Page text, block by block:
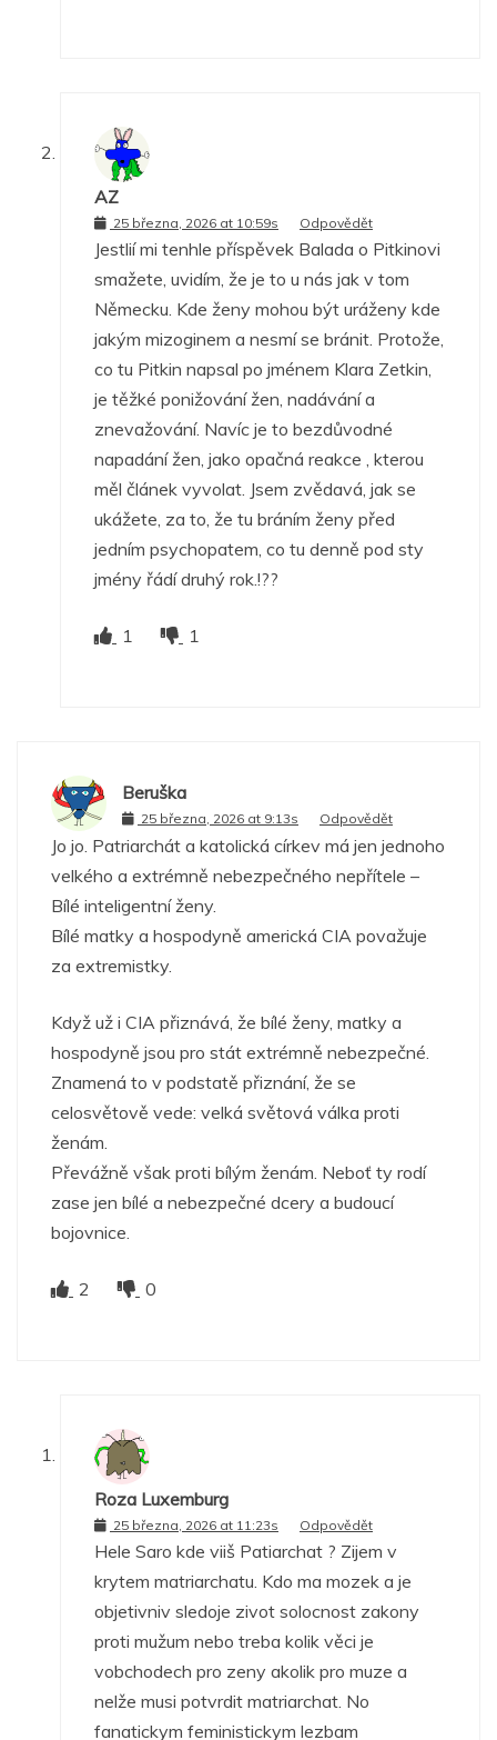
AZ
25 března, 2026 at 10:59s Odpovědět
Jestlií mi tenhle příspěvek Balada o Pitkinovi
smažete, uvidím, že je to u nás jak v tom
Německu. Kde ženy mohou být uráženy kde
jakým mizoginem a nesmí se bránit. Protože,
co tu Pitkin napsal po jménem Klara Zetkin,
je těžké ponižování žen, nadávání a
znevažování. Navíc je to bezdůvodné
napadání žen, jako opačná reakce , kterou
měl článek vyvolat. Jsem zvědavá, jak se
ukážete, za to, že tu bráním ženy před
jedním psychopatem, co tu denně pod sty
jmény řádí druhý rok.!??
1 1
Beruška
25 března, 2026 at 9:13s Odpovědět
Jo jo. Patriarchát a katolická církev má jen jednoho
velkého a extrémně nebezpečného nepřítele –
Bílé inteligentní ženy.
Bílé matky a hospodyně americká CIA považuje
za extremistky.
Když už i CIA přiznává, že bílé ženy, matky a
hospodyně jsou pro stát extrémně nebezpečné.
Znamená to v podstatě přiznání, že se
celosvětově vede: velká světová válka proti
ženám.
Převážně však proti bílým ženám. Neboť ty rodí
zase jen bílé a nebezpečné dcery a budoucí
bojovnice.
2 0
Roza Luxemburg
25 března, 2026 at 11:23s Odpovědět
Hele Saro kde viiš Patiarchat ? Zijem v
krytem matriarchatu. Kdo ma mozek a je
objetivniv sledoje zivot solocnost zakony
proti mužum nebo treba kolik věci je
vobchodech pro zeny akolik pro muze a
nelže musi potvrdit matriarchat. No
fanatickym feministickym lezbam